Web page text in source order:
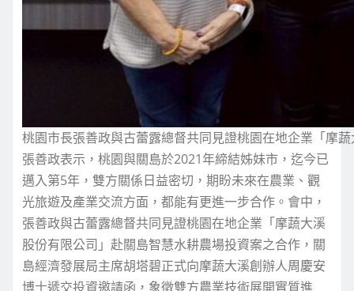
桃園市長張善政與古蕾露總督共同見證桃園在地企業「摩
張善政表示，桃園與關島於2021年締結姊妹市，迄今已
邁入第5年，雙方關係日益密切，期盼未來在農業、觀
光旅遊及產業交流方面，都能有更進一步合作。會中，
張善政與古蕾露總督共同見證桃園在地企業「摩蔬大溪
股份有限公司」赴關島智慧水耕農場投資案之合作，關
島經濟發展局主席胡塔碧正式向摩蔬大溪創辦人周慶安
博士遞交投資邀請函，象徵雙方農業技術展開實質進